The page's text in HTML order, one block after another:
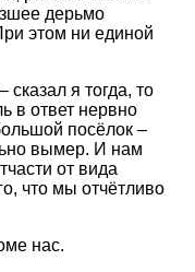
дерьмо
этом ни единой
я тогда, то
в ответ нервно
посёлок –
вымер. И нам
от вида
что мы отчётливо
нас.